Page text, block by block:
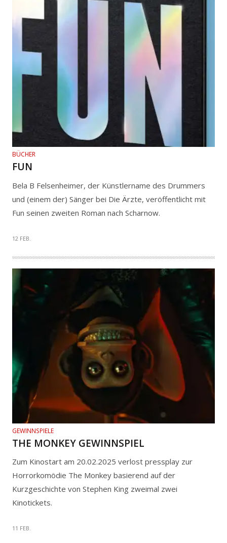
BÜCHER
FUN
Bela B Felsenheimer, der Künstlername des Drummers
und (einem der) Sänger bei Die Ärzte, veröffentlicht mit
Fun seinen zweiten Roman nach Scharnow.
12 FEB.
GEWINNSPIELE
THE MONKEY GEWINNSPIEL
Zum Kinostart am 20.02.2025 verlost pressplay zur
Horrorkomödie The Monkey basierend auf der
Kurzgeschichte von Stephen King zweimal zwei
Kinotickets.
11 FEB.